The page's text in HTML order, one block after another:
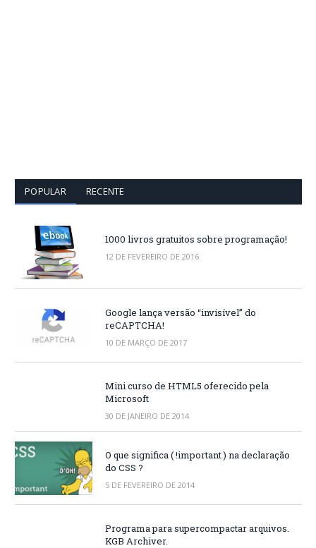
POPULAR RECENTE
1000 livros gratuitos sobre programação!
12 DE FEVEREIRO DE 2016
Google lança versão “invisível” do
reCAPTCHA!
10 DE MARÇO DE 2017
Mini curso de HTML5 oferecido pela
Microsoft
30 DE JANEIRO DE 2014
O que significa ( !important ) na declaração
do CSS ?
5 DE FEVEREIRO DE 2014
Programa para supercompactar arquivos.
KGB Archiver.